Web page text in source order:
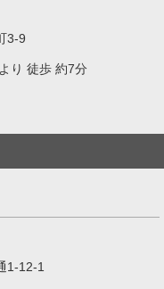
3-9
り 徒歩 約7分
1-12-1